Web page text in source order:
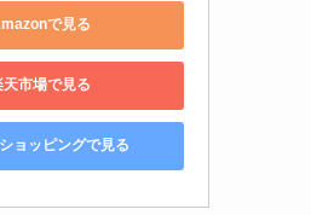
で見る
天市場で見る
ョッピングで見る